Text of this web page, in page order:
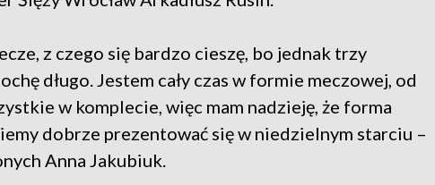
z czego się bardzo cieszę, bo jednak trzy
długo. Jestem cały czas w formie meczowej, od
w komplecie, więc mam nadzieję, że forma
dobrze prezentować się w niedzielnym starciu –
Anna Jakubiuk.